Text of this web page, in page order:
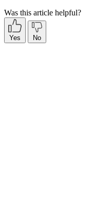
Was this article helpful?
Yes No